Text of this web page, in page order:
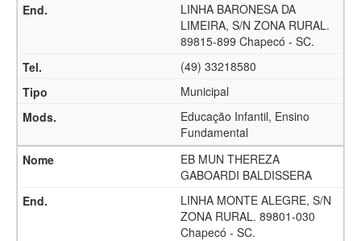
LINHA BARONESA DA
LIMEIRA, S/N ZONA RURAL.
89815-899 Chapecó - SC.
(49) 33218580
Municipal
Educação Infantil, Ensino
Fundamental
EB MUN THEREZA
GABOARDI BALDISSERA
LINHA MONTE ALEGRE, S/N
ZONA RURAL. 89801-030
Chapecó - SC.